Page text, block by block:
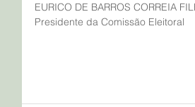
EURICO DE BARROS CORREIA
Presidente da Comissão Eleitoral